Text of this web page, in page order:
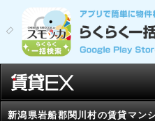
新潟県岩船郡関川村の賃貸マン